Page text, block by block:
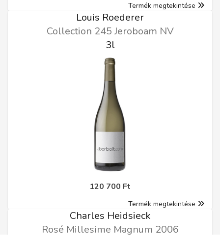
Termék megtekintése
Louis Roederer
Collection 245 Jeroboam NV
3l
120 700 Ft
Termék megtekintése
Charles Heidsieck
Rosé Millesime Magnum 2006